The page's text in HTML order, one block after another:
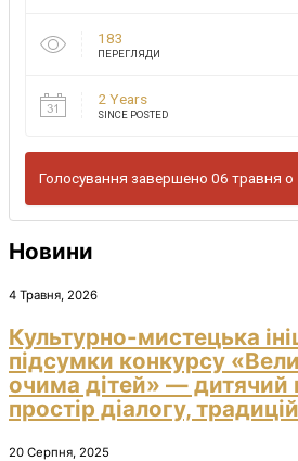
183
ПЕРЕГЛЯДИ
2 Years
SINCE POSTED
Голосування завершено 06 травня о
Новини
4 Травня, 2026
Культурно-мистецька
підсумки конкурсу
очима дітей» — дитячий
простір діалогу,
20 Серпня, 2025